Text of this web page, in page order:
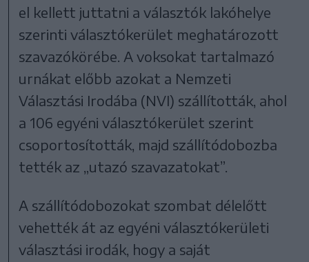
el kellett juttatni a választók lakóhelye
szerinti választókerület meghatározott
szavazókörébe. A voksokat tartalmazó
urnákat előbb azokat a Nemzeti
Választási Irodába (NVI) szállították, ahol
a 106 egyéni választókerület szerint
csoportosították, majd szállítódobozba
tették az „utazó szavazatokat”.
A szállítódobozokat szombat délelőtt
vehették át az egyéni választókerületi
választási irodák, hogy a saját